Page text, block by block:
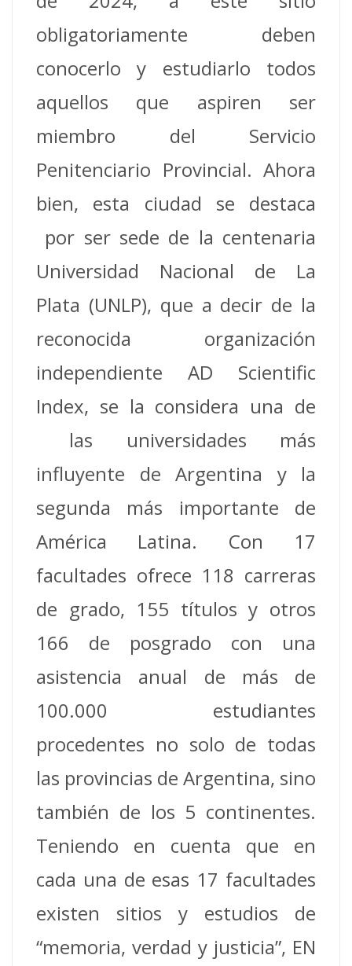
obligatoriamente deben
conocerlo y estudiarlo todos
aquellos que aspiren ser
miembro del Servicio
Penitenciario Provincial. Ahora
bien, esta ciudad se destaca
por ser sede de la centenaria
Universidad Nacional de La
Plata (UNLP), que a decir de la
reconocida organización
independiente AD Scientific
Index, se la considera una de
las universidades más
influyente de Argentina y la
segunda más importante de
América Latina. Con 17
facultades ofrece 118 carreras
de grado, 155 títulos y otros
166 de posgrado con una
asistencia anual de más de
100.000 estudiantes
procedentes no solo de todas
las provincias de Argentina, sino
también de los 5 continentes.
Teniendo en cuenta que en
cada una de esas 17 facultades
existen sitios y estudios de
“memoria, verdad y justicia”, EN